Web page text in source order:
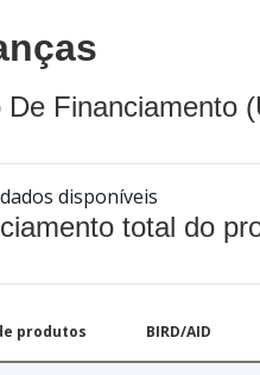
De Financiamento
disponíveis
total do
produtos BIRD/AID